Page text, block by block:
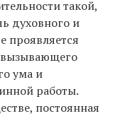
такой,
духовного и
проявляется
вызывающего
ума и
работы.
постоянная